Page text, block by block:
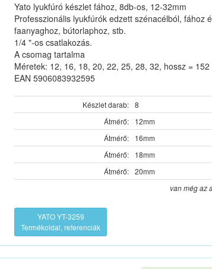
Yato lyukfúró készlet fához, 8db-os, 12-32mm
Professzionális lyukfúrók edzett szénacélból, fához
faanyaghoz, bútorlaphoz, stb.
1/4 "-os csatlakozás.
A csomag tartalma
Méretek: 12, 16, 18, 20, 22, 25, 28, 32, hossz = 152
EAN 5906083932595
Készlet darab:
8
Átmérő:
12mm
Átmérő:
16mm
Átmérő:
18mm
Átmérő:
20mm
van még az
YATO YT-3259
Termékoldal, referenciák